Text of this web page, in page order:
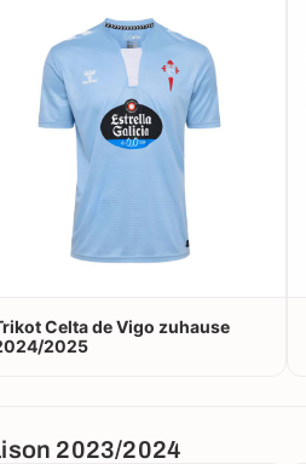
Celta de Vigo zuhause
2025
2023/2024